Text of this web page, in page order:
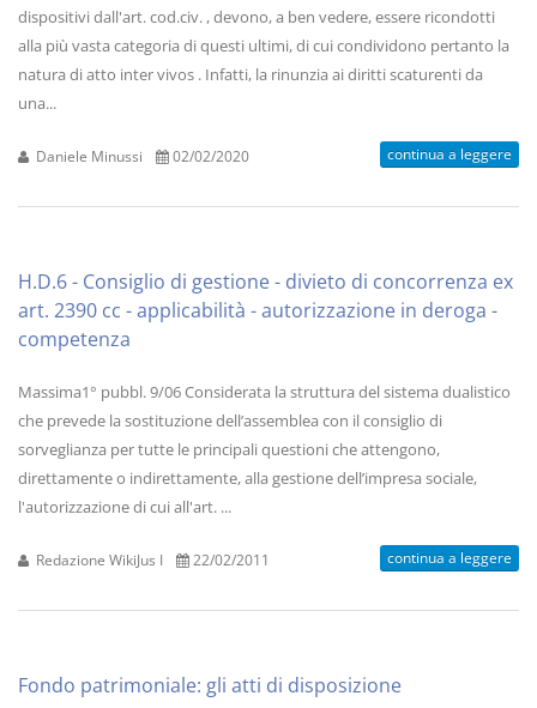
dispositivi dall'art. cod.civ. , devono, a ben vedere, essere ricondotti
alla più vasta categoria di questi ultimi, di cui condividono pertanto la
natura di atto inter vivos . Infatti, la rinunzia ai diritti scaturenti da
una...
Daniele Minussi 02/02/2020 continua a leggere
H.D.6 - Consiglio di gestione - divieto di concorrenza ex
art. 2390 cc - applicabilità - autorizzazione in deroga -
competenza
Massima1° pubbl. 9/06 Considerata la struttura del sistema dualistico
che prevede la sostituzione dell’assemblea con il consiglio di
sorveglianza per tutte le principali questioni che attengono,
direttamente o indirettamente, alla gestione dell’impresa sociale,
l'autorizzazione di cui all'art. ...
Redazione WikiJus I 22/02/2011 continua a leggere
Fondo patrimoniale: gli atti di disposizione